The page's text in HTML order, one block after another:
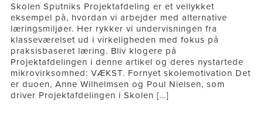
Skolen Sputniks Projektafdeling er et vellykket
eksempel på, hvordan vi arbejder med alternative
læringsmiljøer. Her rykker vi undervisningen fra
klasseværelset ud i virkeligheden med fokus på
praksisbaseret læring. Bliv klogere på
Projektafdelingen i denne artikel og deres nystartede
mikrovirksomhed: VÆKST. Fornyet skolemotivation Det
er duoen, Anne Wilhelmsen og Poul Nielsen, som
driver Projektafdelingen i Skolen […]